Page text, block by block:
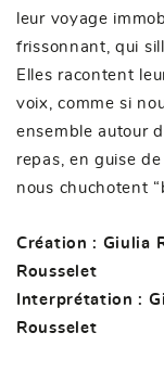
leur voyage
frissonnant, qui
Elles racontent
voix, comme si
ensemble autour
repas, en guise
nous chuchotent
Création : Giulia
Rousselet
Interprétation :
Rousselet